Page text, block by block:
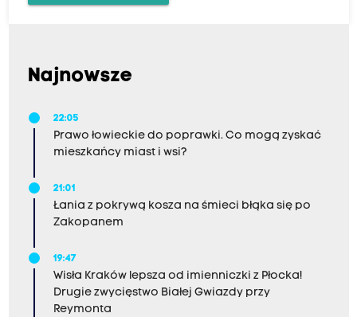
Najnowsze
22:05
Prawo łowieckie do poprawki. Co mogą zyskać
mieszkańcy miast i wsi?
21:01
Łania z pokrywą kosza na śmieci błąka się po
Zakopanem
19:47
Wisła Kraków lepsza od imienniczki z Płocka!
Drugie zwycięstwo Białej Gwiazdy przy
Reymonta